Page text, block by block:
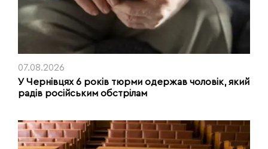
07.08.2026
У Чернівцях 6 років тюрми одержав чоловік, який
радів російським обстрілам